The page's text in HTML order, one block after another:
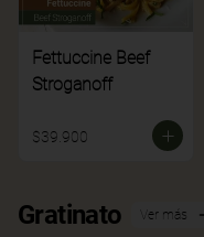
Fettuccine Beef
Stroganoff
$39.900
Gratinato Ver más